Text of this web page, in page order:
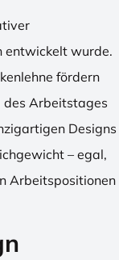
entwickelt wurde.
fördern
des Arbeitstages
Designs
– egal,
Arbeitspositionen